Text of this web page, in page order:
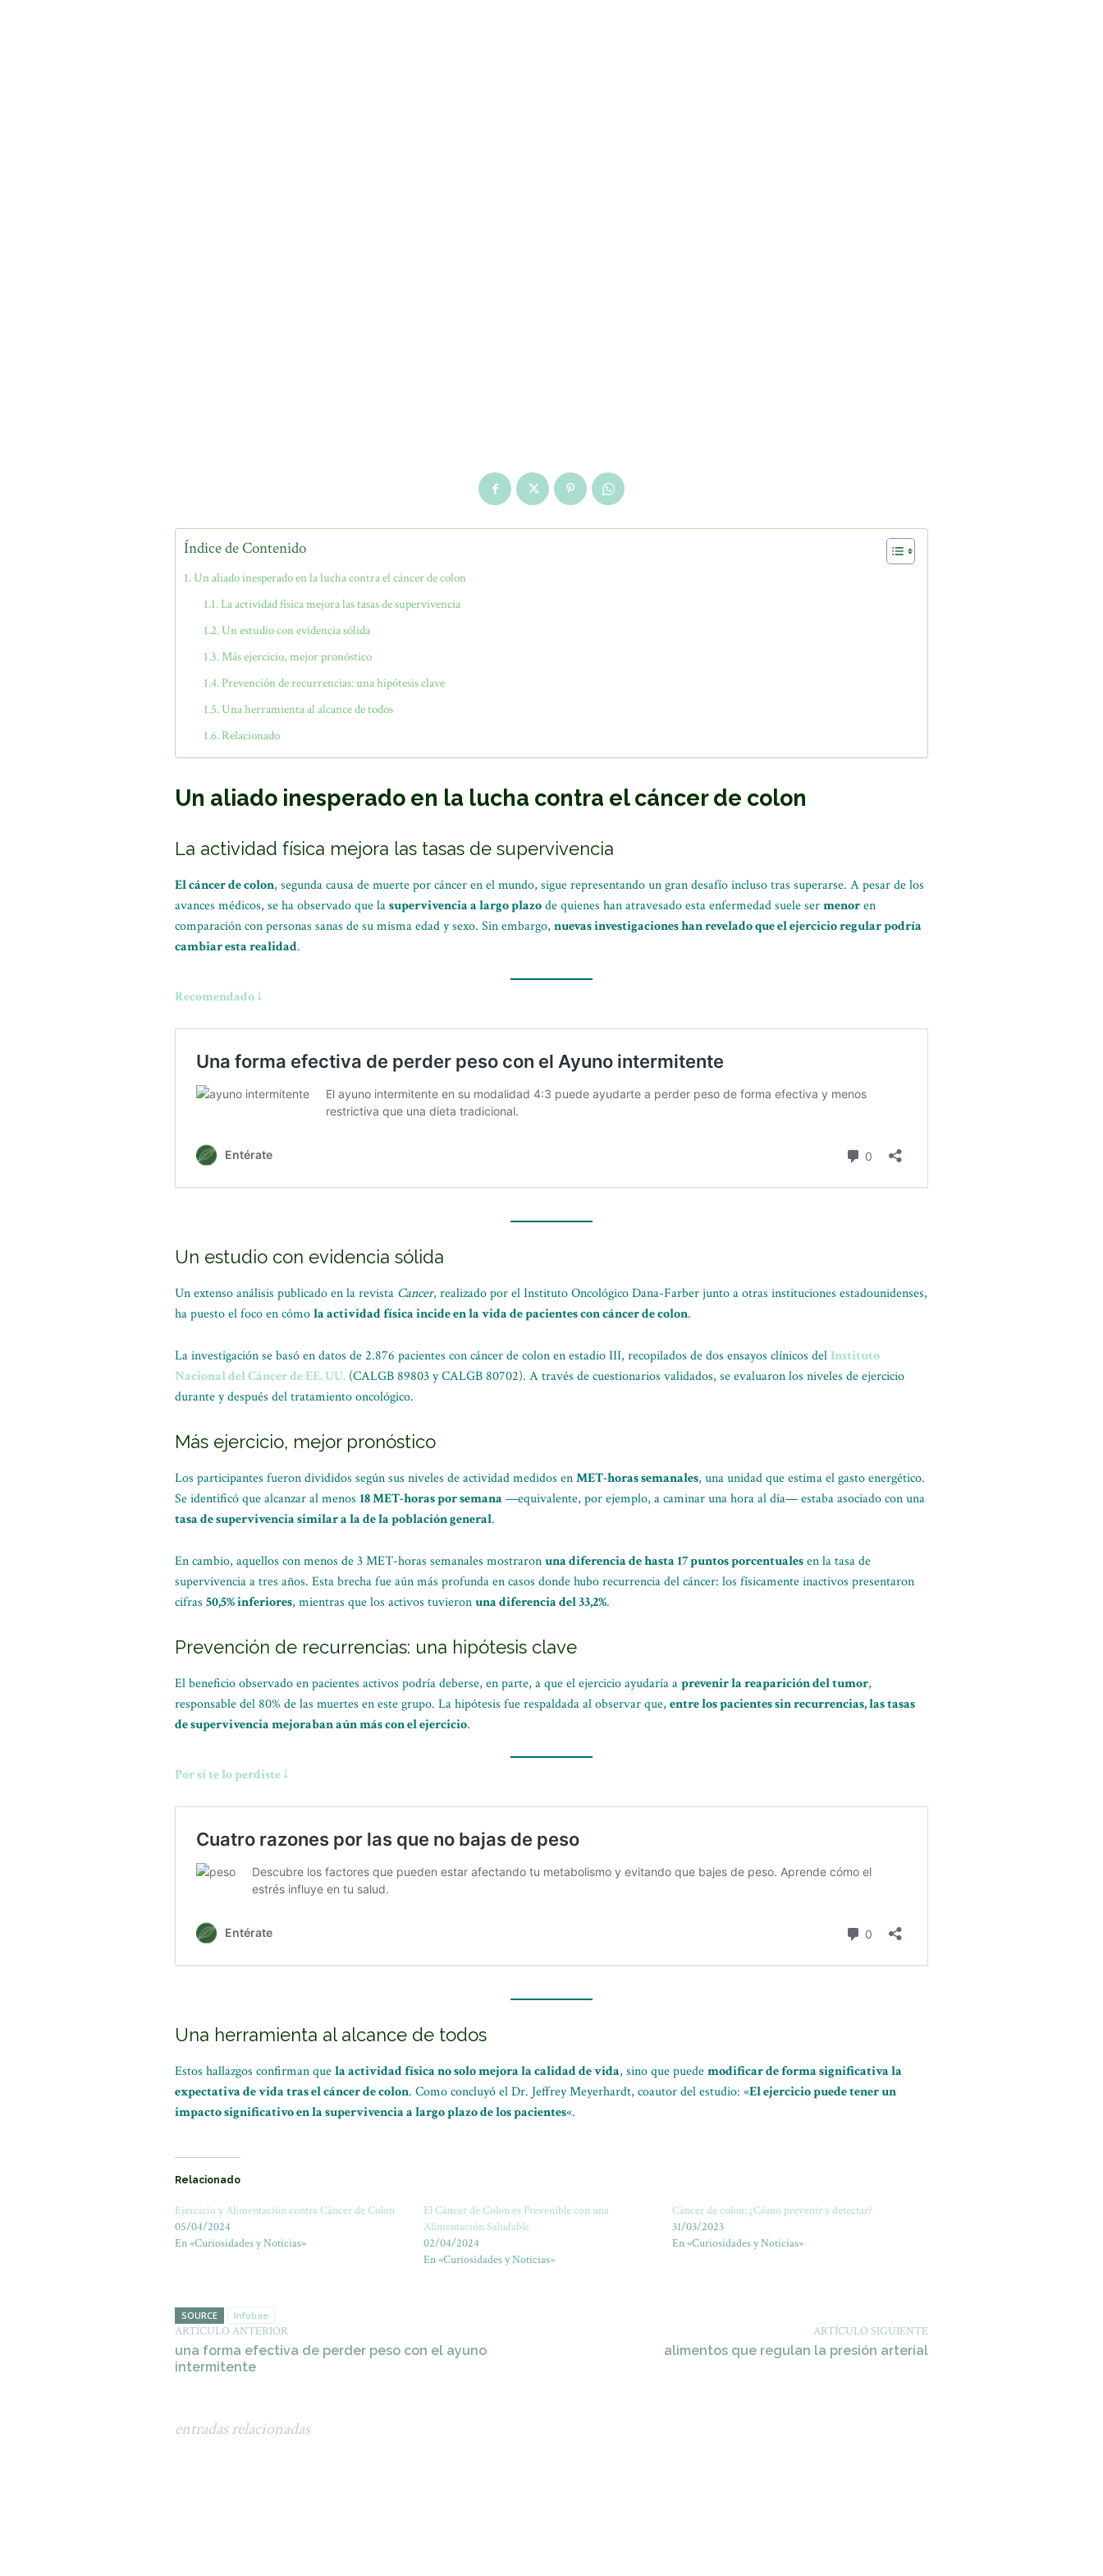
Índice de Contenido
Un aliado inesperado en la lucha contra el cáncer de colon
La actividad física mejora las tasas de supervivencia
Un estudio con evidencia sólida
Más ejercicio, mejor pronóstico
Prevención de recurrencias: una hipótesis clave
Una herramienta al alcance de todos
Relacionado
Un aliado inesperado en la lucha contra el cáncer de colon
La actividad física mejora las tasas de supervivencia
El cáncer de colon, segunda causa de muerte por cáncer en el mundo, sigue representando un gran desafío incluso tras superarse. A pesar de los
avances médicos, se ha observado que lasupervivencia a largo plazode quienes han atravesado esta enfermedad suele sermenoren
comparación con personas sanas de su misma edad y sexo. Sin embargo, nuevas investigaciones han revelado que el ejercicio regular podría
cambiar esta realidad.
Recomendado ↓
Un estudio con evidencia sólida
Un extenso análisis publicado en la revista Cancer, realizado por el Instituto Oncológico Dana-Farber junto a otras instituciones estadounidenses,
ha puesto el foco en cómola actividad física incide en la vida de pacientes con cáncer de colon.
La investigación se basó en datos de 2.876 pacientes con cáncer de colon en estadio III, recopilados de dos ensayos clínicos delInstituto
Nacional del Cáncer de EE. UU. (CALGB 89803 y CALGB 80702). A través de cuestionarios validados, se evaluaron los niveles de ejercicio
durante y después del tratamiento oncológico.
Más ejercicio, mejor pronóstico
Los participantes fueron divididos según sus niveles de actividad medidos enMET-horas semanales, una unidad que estima el gasto energético.
Se identificó que alcanzar al menos 18 MET-horas por semana —equivalente, por ejemplo, a caminar una hora al día— estaba asociado con una
tasa de supervivencia similar a la de la población general.
En cambio, aquellos con menos de 3 MET-horas semanales mostraronuna diferencia de hasta 17 puntos porcentualesen la tasa de
supervivencia a tres años. Esta brecha fue aún más profunda en casos donde hubo recurrencia del cáncer: los físicamente inactivos presentaron
cifras 50,5% inferiores, mientras que los activos tuvieronuna diferencia del 33,2%.
Prevención de recurrencias: una hipótesis clave
El beneficio observado en pacientes activos podría deberse, en parte, a que el ejercicio ayudaría aprevenir la reaparición del tumor,
responsable del 80% de las muertes en este grupo. La hipótesis fue respaldada al observar que, entre los pacientes sin recurrencias, las tasas
de supervivencia mejoraban aún más con el ejercicio.
Por sí te lo perdiste ↓
Una herramienta al alcance de todos
Estos hallazgos confirman quela actividad física no solo mejora la calidad de vida, sino que puedemodificar de forma significativa la
expectativa de vida tras el cáncer de colon. Como concluyó el Dr. Jeffrey Meyerhardt, coautor del estudio: «El ejercicio puede tener un
impacto significativo en la supervivencia a largo plazo de los pacientes«.
Relacionado
Ejercicio y Alimentación contra Cáncer de Colon
05/04/2024
En «Curiosidades y Noticias»
El Cáncer de Colon es Prevenible con una
Alimentación Saludable
02/04/2024
En «Curiosidades y Noticias»
Cáncer de colon: ¿Cómo prevenir y detectar?
31/03/2023
En «Curiosidades y Noticias»
SOURCE Infobae
ARTÍCULO ANTERIOR
una forma efectiva de perder peso con el ayuno
intermitente
ARTÍCULO SIGUIENTE
alimentos que regulan la presión arterial
entradas relacionadas